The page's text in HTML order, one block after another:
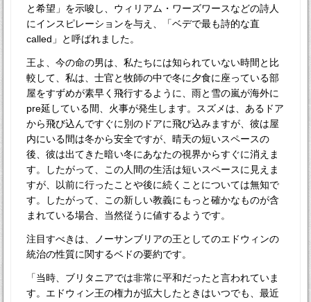
と希望」を示唆し、ウィリアム・ワーズワースなどの詩人
にインスピレーションを与え、「ベデで最も詩的な直
called」と呼ばれました。
王よ、今の命の男は、私たちには知られていない時間と比
較して、私は、士官と牧師の中で冬に夕食に座っている部
屋をすずめが素早く飛行するように、雨と雪の嵐が海外に
pre延している間、火事が発生します。スズメは、あるドア
から飛び込んですぐに別のドアに飛び込みますが、彼は屋
内にいる間は冬から安全ですが、晴天の短いスペースの
後、彼は出てきた暗い冬にあなたの視界からすぐに消えま
す。したがって、この人間の生活は短いスペースに見えま
すが、以前に行ったことや後に続くことについては無知で
す。したがって、この新しい教義にもっと確かなものが含
まれている場合、当然従うに値するようです。
注目すべきは、ノーサンブリアの王としてのエドウィンの
統治の性質に関するベドの要約です。
「当時、ブリタニアでは非常に平和だったと言われていま
す。エドウィン王の権力が拡大したときはいつでも、最近